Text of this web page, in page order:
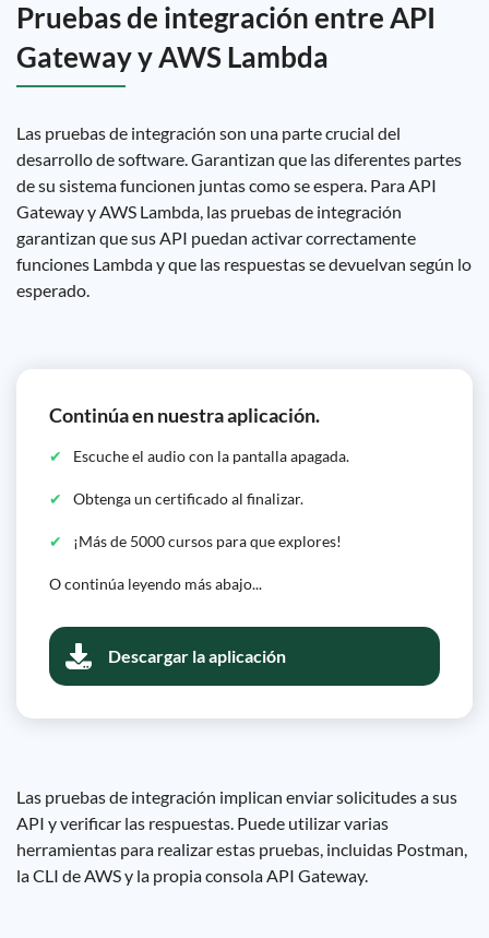
Pruebas de integración entre API
Gateway y AWS Lambda
Las pruebas de integración son una parte crucial del
desarrollo de software. Garantizan que las diferentes partes
de su sistema funcionen juntas como se espera. Para API
Gateway y AWS Lambda, las pruebas de integración
garantizan que sus API puedan activar correctamente
funciones Lambda y que las respuestas se devuelvan según lo
esperado.
Continúa en nuestra aplicación.
Escuche el audio con la pantalla apagada.
Obtenga un certificado al finalizar.
¡Más de 5000 cursos para que explores!
O continúa leyendo más abajo...
Descargar la aplicación
Las pruebas de integración implican enviar solicitudes a sus
API y verificar las respuestas. Puede utilizar varias
herramientas para realizar estas pruebas, incluidas Postman,
la CLI de AWS y la propia consola API Gateway.